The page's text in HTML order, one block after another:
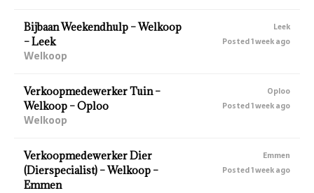
Bijbaan Weekendhulp – Welkoop
– Leek
Welkoop
Leek
Posted 1 week ago
Verkoopmedewerker Tuin –
Welkoop – Oploo
Welkoop
Oploo
Posted 1 week ago
Verkoopmedewerker Dier
(Dierspecialist) – Welkoop –
Emmen
Emmen
Posted 1 week ago